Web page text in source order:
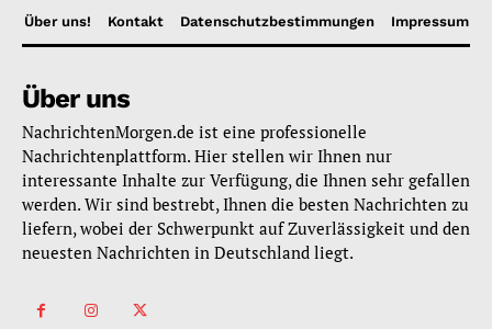
Über uns! Kontakt Datenschutzbestimmungen Impressum
Über uns
NachrichtenMorgen.de ist eine professionelle
Nachrichtenplattform. Hier stellen wir Ihnen nur
interessante Inhalte zur Verfügung, die Ihnen sehr gefallen
werden. Wir sind bestrebt, Ihnen die besten Nachrichten zu
liefern, wobei der Schwerpunkt auf Zuverlässigkeit und den
neuesten Nachrichten in Deutschland liegt.